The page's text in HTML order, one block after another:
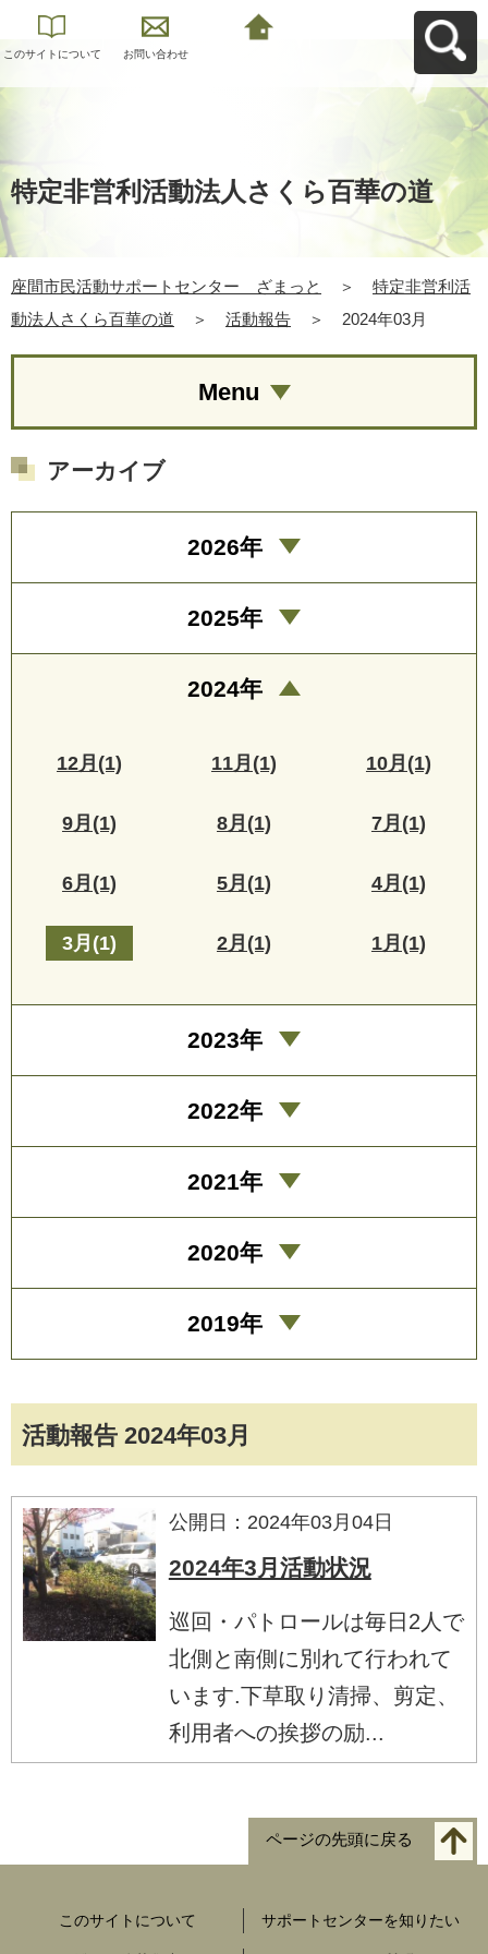
このサイトについて お問い合わせ
特定非営利活動法人さくら百華の道
座間市民活動サポートセンター ざまっと ＞
特定非営利活
動法人さくら百華の道
＞ 活動報告 ＞ 2024年03月
活動報告 2024年03月
公開日：2024年03月04日
2024年3月活動状況
巡回・パトロールは毎日2人で
北側と南側に別れて行われて
います.下草取り清掃、剪定、
利用者への挨拶の励...
Menu
アーカイブ
2026年
2025年
2024年
12月(1) 11月(1) 10月(1)
9月(1) 8月(1) 7月(1)
6月(1) 5月(1) 4月(1)
3月(1) 2月(1) 1月(1)
2023年
2022年
2021年
2020年
2019年
ページの先頭に戻る
このサイトについて サポートセンターを知りたい